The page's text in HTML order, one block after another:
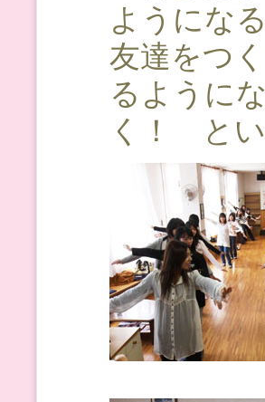
ようにな
友達をつ
るように
く！ とい